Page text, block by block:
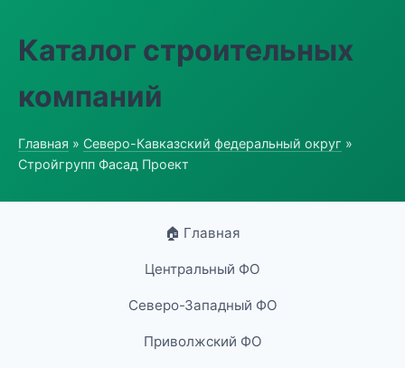
Каталог строительных
компаний
Главная » Северо-Кавказский федеральный округ »
Стройгрупп Фасад Проект
🏠 Главная
Центральный ФО
Северо-Западный ФО
Приволжский ФО